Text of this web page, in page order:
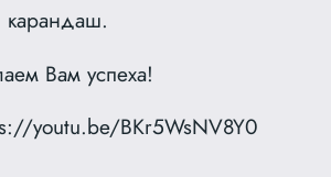
карандаш.
Вам успеха!
youtu.be/BKr5WsNV8Y0